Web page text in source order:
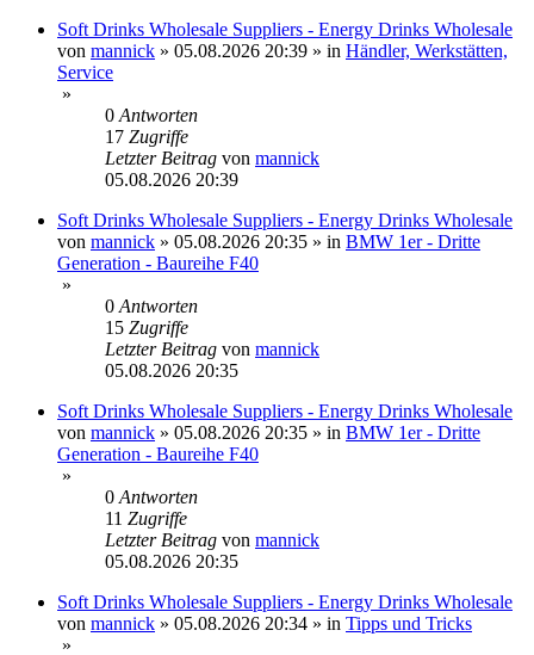
Soft Drinks Wholesale Suppliers - Energy Drinks Wholesale
von mannick » 05.08.2026 20:39 » in Händler, Werkstätten,
Service
»
0 Antworten
17 Zugriffe
Letzter Beitrag von mannick
05.08.2026 20:39
Soft Drinks Wholesale Suppliers - Energy Drinks Wholesale
von mannick » 05.08.2026 20:35 » in BMW 1er - Dritte
Generation - Baureihe F40
»
0 Antworten
15 Zugriffe
Letzter Beitrag von mannick
05.08.2026 20:35
Soft Drinks Wholesale Suppliers - Energy Drinks Wholesale
von mannick » 05.08.2026 20:35 » in BMW 1er - Dritte
Generation - Baureihe F40
»
0 Antworten
11 Zugriffe
Letzter Beitrag von mannick
05.08.2026 20:35
Soft Drinks Wholesale Suppliers - Energy Drinks Wholesale
von mannick » 05.08.2026 20:34 » in Tipps und Tricks
»